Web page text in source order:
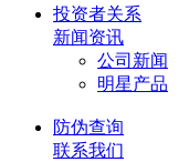
投资者关系
新闻资讯
公司新闻
明星产品
防伪查询
联系我们